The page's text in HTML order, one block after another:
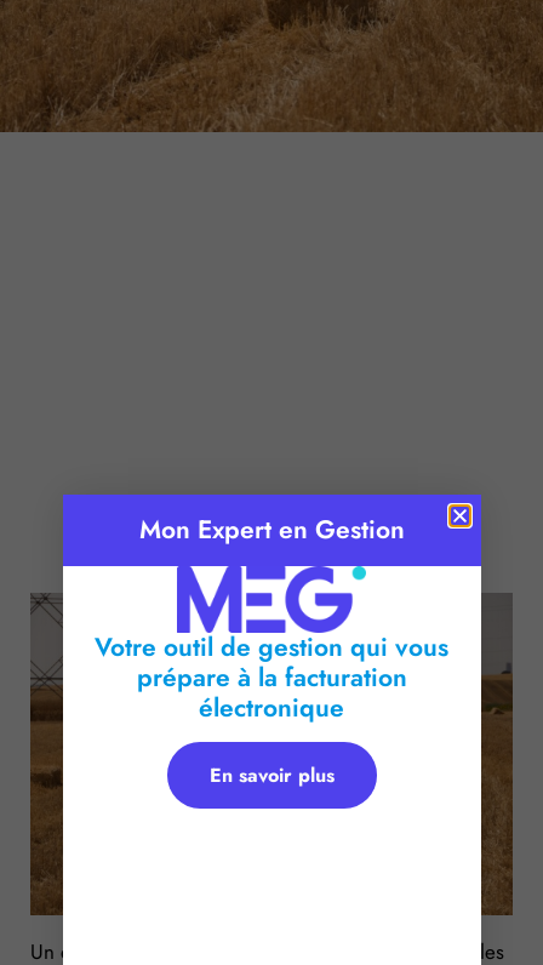
Publié le : 28 mai 2024
Temps de lecture : 2 minutes
Un exploitant agricole qui loue des parcelles agricoles
Mon Expert en Gestion
Votre outil de gestion qui vous
prépare à la facturation
électronique
En savoir plus